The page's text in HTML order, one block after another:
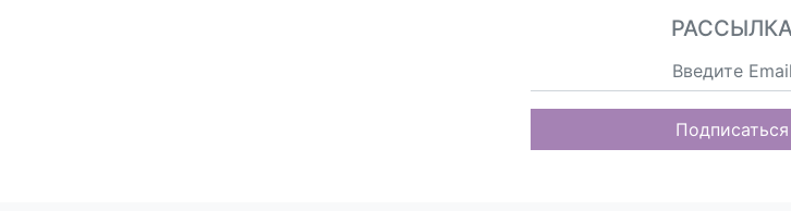
Подписаться